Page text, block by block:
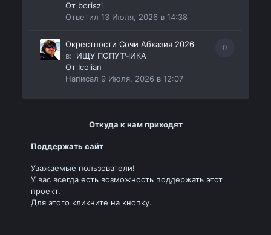
От boriszi
Ответил13 Июля, 2026 в 14:38
0
Окрестности Сочи Абхазия 2026
в: ИЩУ ПОПУТЧИКА
От Icolian
Написал 9 Июля, 2026 в 12:07
Откуда к нам приходят
Поддержать сайт
Уважаемые пользователи!
У вас всегда есть возможность поддержать этот
проект.
Для этого кликните на кнопку.